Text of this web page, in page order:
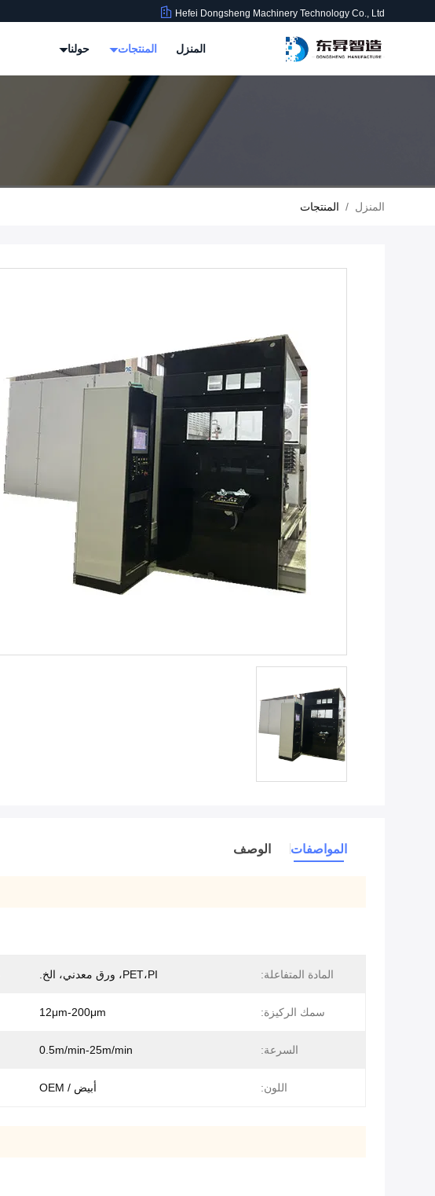
Hefei Dongsheng Machinery Technology Co., Ltd
المنزل المنتجات حولنا
المنزل / المنتجات
المواصفات الوصف
المادة المتفاعلة: PET،PI، ورق معدني، الخ.
سمك الركيزة: 12μm-200μm
السرعة: 0.5m/min-25m/min
اللون: أبيض / OEM